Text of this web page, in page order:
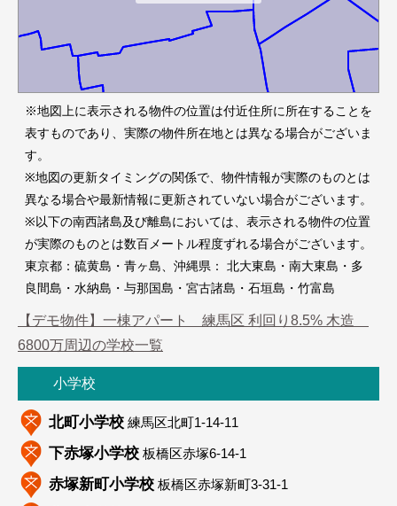
早宮小
練馬東小学校
練馬小学校
※地図上に表示される物件の位置は付近住所に所在することを
表すものであり、実際の物件所在地とは異なる場合がございま
す。
※地図の更新タイミングの関係で、物件情報が実際のものとは
異なる場合や最新情報に更新されていない場合がございます。
※以下の南西諸島及び離島においては、表示される物件の位置
が実際のものとは数百メートル程度ずれる場合がございます。
東京都：硫黄島・青ヶ島、沖縄県： 北大東島・南大東島・多
良間島・水納島・与那国島・宮古諸島・石垣島・竹富島
【デモ物件】一棟アパート 練馬区 利回り8.5% 木造
6800万周辺の学校一覧
小学校
北町小学校 練馬区北町1-14-11
下赤塚小学校 板橋区赤塚6-14-1
赤塚新町小学校 板橋区赤塚新町3-31-1